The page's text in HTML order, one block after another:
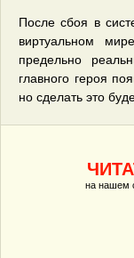
После сбоя в
виртуальном
предельно
главного героя
но сделать это
на нашем